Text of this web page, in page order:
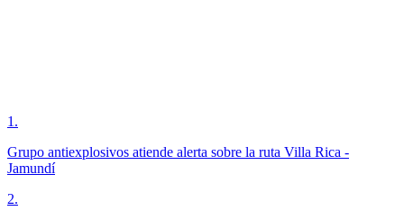
1 .
Grupo antiexplosivos atiende alerta sobre la ruta Villa Rica -
Jamundí
2.